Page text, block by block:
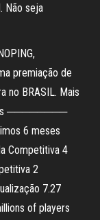
Não seja
premiação de
no BRASIL. Mais
────────
6 meses
Competitiva 4
2
7.27
of players